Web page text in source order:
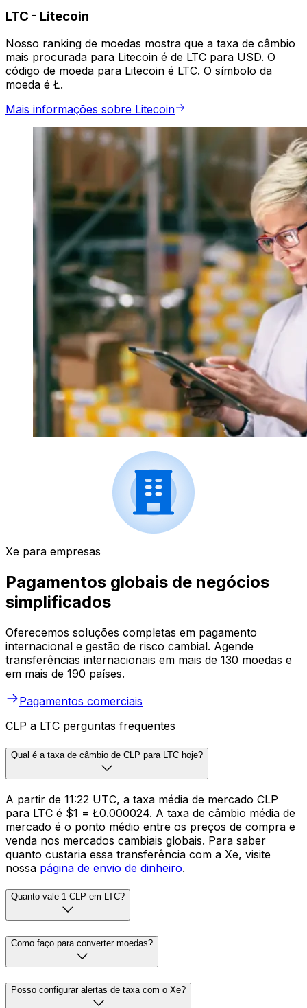
LTC - Litecoin
Nosso ranking de moedas mostra que a taxa de câmbio
mais procurada para Litecoin é de LTC para USD. O
código de moeda para Litecoin é LTC. O símbolo da
moeda é Ł.
Mais informações sobre Litecoin
Xe para empresas
Pagamentos globais de negócios
simplificados
Oferecemos soluções completas em pagamento
internacional e gestão de risco cambial. Agende
transferências internacionais em mais de 130 moedas e
em mais de 190 países.
Pagamentos comerciais
CLP a LTC perguntas frequentes
Qual é a taxa de câmbio de CLP para LTC hoje?
A partir de 11:22 UTC, a taxa média de mercado CLP
para LTC é $1 = Ł0.000024. A taxa de câmbio média de
mercado é o ponto médio entre os preços de compra e
venda nos mercados cambiais globais. Para saber
quanto custaria essa transferência com a Xe, visite
nossa página de envio de dinheiro.
Quanto vale 1 CLP em LTC?
Como faço para converter moedas?
Posso configurar alertas de taxa com o Xe?